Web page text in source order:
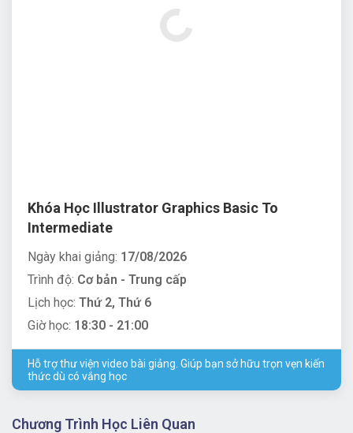
Khóa Học Illustrator Graphics Basic To
Intermediate
Ngày khai giảng: 17/08/2026
Trình độ: Cơ bản - Trung cấp
Lịch học: Thứ 2, Thứ 6
Giờ học: 18:30 - 21:00
Hỗ trợ thư viện video bài giảng. Giúp bạn sở hữu trọn vẹn kiến
thức dù có vắng học
Chương Trình Học Liên Quan